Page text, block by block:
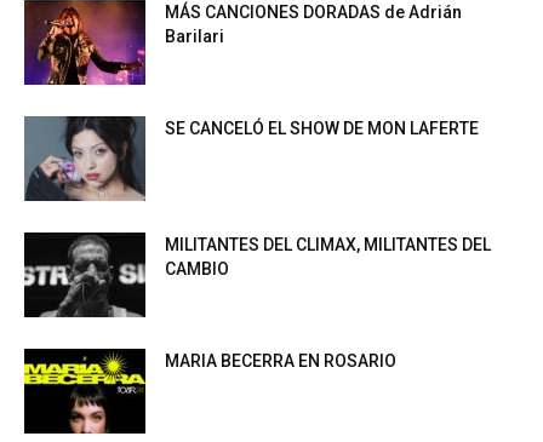
MÁS CANCIONES DORADAS de Adrián
Barilari
SE CANCELÓ EL SHOW DE MON LAFERTE
MILITANTES DEL CLIMAX, MILITANTES DEL
CAMBIO
MARIA BECERRA EN ROSARIO